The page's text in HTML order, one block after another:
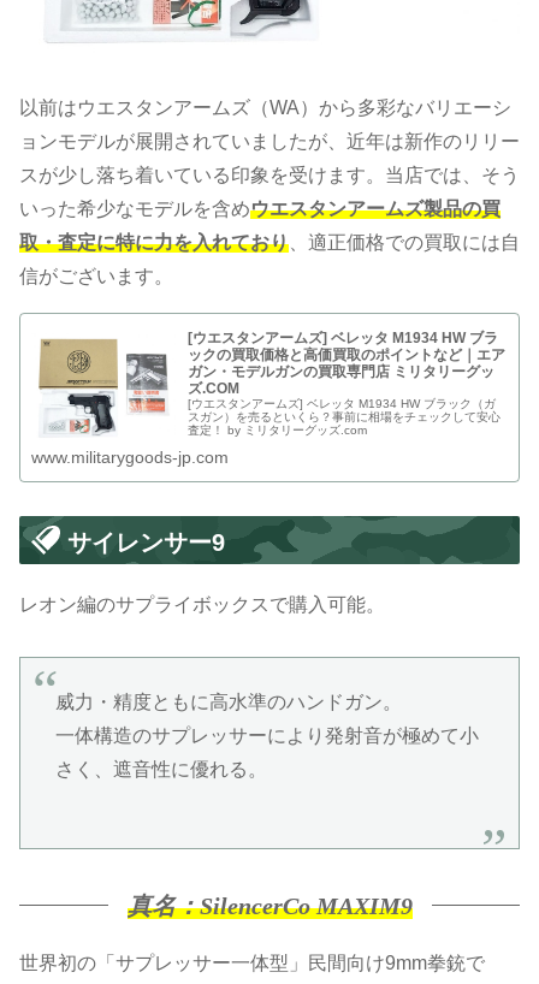
以前はウエスタンアームズ（WA）から多彩なバリエーシ
ョンモデルが展開されていましたが、近年は新作のリリー
スが少し落ち着いている印象を受けます。当店では、そう
いった希少なモデルを含めウエスタンアームズ製品の買
取・査定に特に力を入れており、適正価格での買取には自
信がございます。
[ウエスタンアームズ] ベレッタ M1934 HW ブラ
ックの買取価格と高価買取のポイントなど｜エア
ガン・モデルガンの買取専門店 ミリタリーグッ
ズ.COM
[ウエスタンアームズ] ベレッタ M1934 HW ブラック（ガ
スガン）を売るといくら？事前に相場をチェックして安心
査定！ by ミリタリーグッズ.com
www.militarygoods-jp.com
サイレンサー9
レオン編のサプライボックスで購入可能。
威力・精度ともに高水準のハンドガン。
一体構造のサプレッサーにより発射音が極めて小
さく、遮音性に優れる。
真名：SilencerCo MAXIM9
世界初の「サプレッサー一体型」民間向け9mm拳銃で